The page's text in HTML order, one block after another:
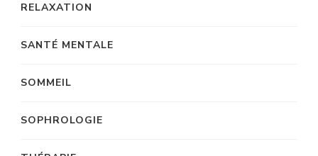
RELAXATION
SANTÉ MENTALE
SOMMEIL
SOPHROLOGIE